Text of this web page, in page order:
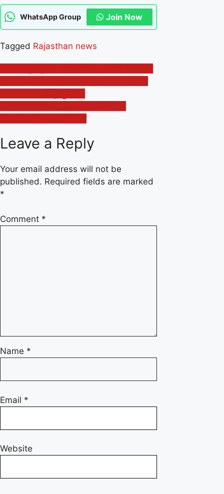
WhatsApp Group Join Now
Tagged Rajasthan news
Post
navigation
Leave a Reply
Your email address will not be
published. Required fields are marked
*
Comment *
Name *
Email *
Website